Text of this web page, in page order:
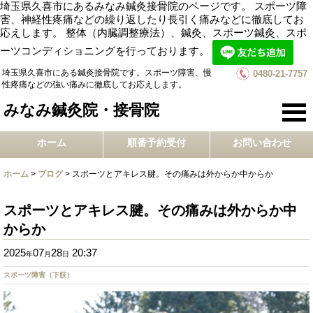
埼玉県久喜市にあるみなみ鍼灸接骨院のページです。 スポーツ障
害、神経性疼痛などの繰り返したり長引く痛みなどに徹底してお
応えします。 整体（内臓調整療法）、鍼灸、スポーツ鍼灸、スポ
ーツコンディショニングを行っております。
埼玉県久喜市にある鍼灸接骨院です。スポーツ障害、慢
性疼痛などの強い痛みに徹底してお応えします。
0480-21-7757
みなみ鍼灸院・接骨院
ホーム 順番予約受付 お問い合わせ
ホーム > ブログ > スポーツとアキレス腱。その痛みは外からか中からか
スポーツとアキレス腱。その痛みは外からか中
からか
2025年07月 28日 20:37
スポーツ障害（下肢）